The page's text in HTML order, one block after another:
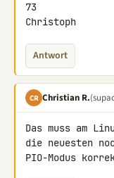
73
Christoph
Antwort
CR Christian R.
Das muss am
die neuesten
PIO-Modus